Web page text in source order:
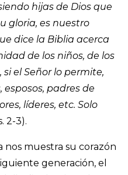
hijas de Dios que
gloria, es nuestro
dice la Biblia acerca
de los niños, de los
el Señor lo permite,
padres de
líderes, etc. Solo
2-3).
nos muestra su corazón
generación, el